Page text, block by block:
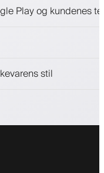
Play og kundenes
stil